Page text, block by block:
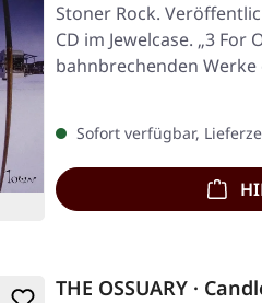
Stoner Rock.
CD im Jewelcase. „3
bahnbrechenden Werke
Sofort verfügbar,
THE OSSUARY ·